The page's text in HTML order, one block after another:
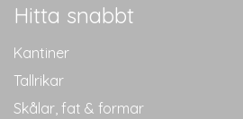
Hitta snabbt
Kantiner
Tallrikar
Skålar, fat & formar